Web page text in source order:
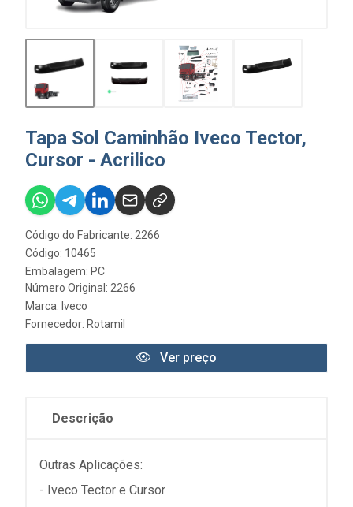
Tapa Sol Caminhão Iveco Tector,
Cursor - Acrilico
Código do Fabricante: 2266
Código: 10465
Embalagem: PC
Número Original: 2266
Marca: Iveco
Fornecedor: Rotamil
Ver preço
Descrição
Outras Aplicações:
- Iveco Tector e Cursor